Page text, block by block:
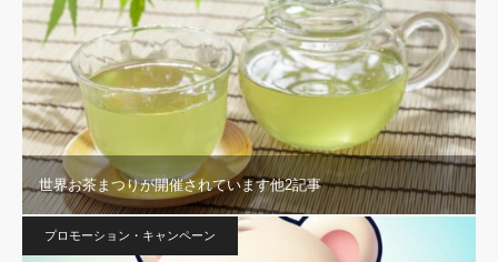
世界お茶まつりが開催されています他2記事
プロモーション・キャンペーン